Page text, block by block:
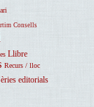
Consells
Llibre
Recurs / lloc
editorials